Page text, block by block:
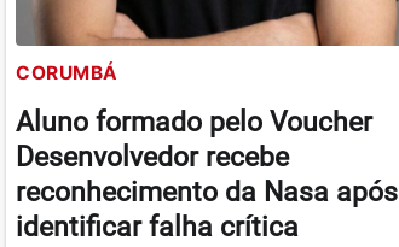
CORUMBÁ
Aluno formado pelo Voucher
Desenvolvedor recebe
reconhecimento da Nasa após
identificar falha crítica